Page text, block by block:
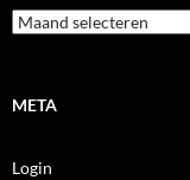
Archieven
META
Login